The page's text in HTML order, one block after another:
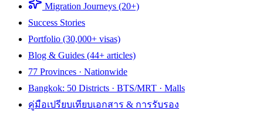
Migration Journeys (20+)
Success Stories
Portfolio (30,000+ visas)
Blog & Guides (44+ articles)
77 Provinces · Nationwide
Bangkok: 50 Districts · BTS/MRT · Malls
คู่มือเปรียบเทียบเอกสาร & การรับรอง